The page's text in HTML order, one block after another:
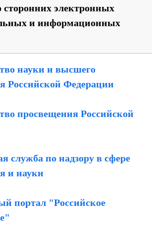
сторонних электронных
и информационных
науки и высшего
Российской Федерации
просвещения Российской
служба по надзору в сфере
и науки
портал "Российское